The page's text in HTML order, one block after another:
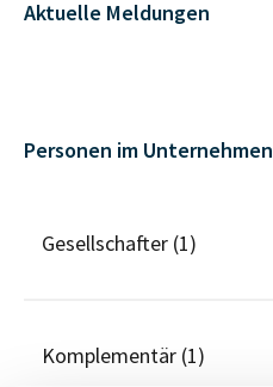
Aktuelle Meldungen
Personen im Unternehmen
Gesellschafter (1)
Komplementär (1)